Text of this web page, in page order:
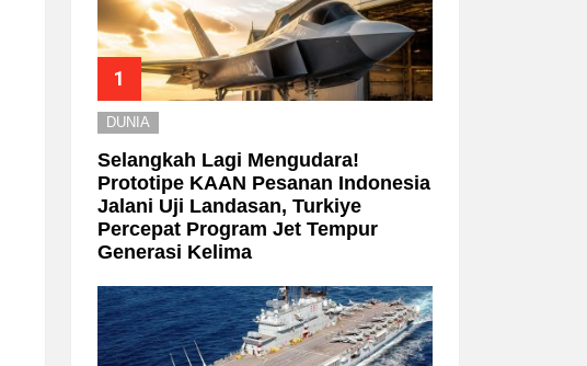
DUNIA
Selangkah Lagi Mengudara!
Prototipe KAAN Pesanan Indonesia
Jalani Uji Landasan, Turkiye
Percepat Program Jet Tempur
Generasi Kelima